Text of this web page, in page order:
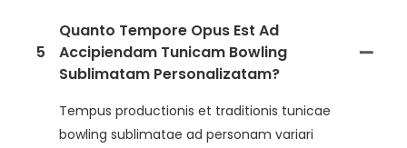
5
Quanto Tempore Opus Est Ad
Accipiendam Tunicam Bowling
Sublimatam Personalizatam?
Tempus productionis et traditionis tunicae
bowling sublimatae ad personam variari